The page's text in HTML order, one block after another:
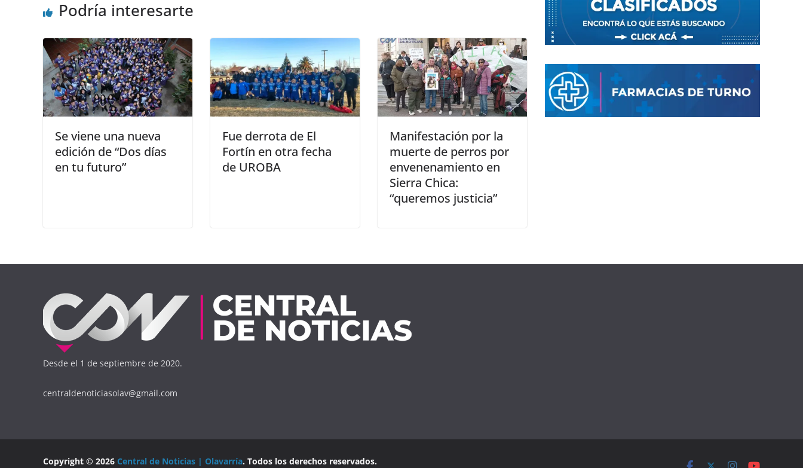
Podría interesarte
Se viene una nueva
edición de “Dos días
en tu futuro”
Fue derrota de El
Fortín en otra fecha
de UROBA
Manifestación por la
muerte de perros por
envenenamiento en
Sierra Chica:
“queremos justicia”
Desde el 1 de septiembre de 2020.
centraldenoticiasolav@gmail.com
Copyright © 2026 Central de Noticias | Olavarría. Todos los derechos reservados.